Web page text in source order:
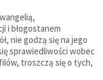
i błogostanem
nie godzą się na jego
sprawiedliwości wobec
troszczą się o tych,